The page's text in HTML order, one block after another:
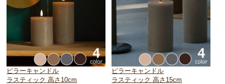
ピラーキャンドル
ラスティック 高さ10cm
ピラーキャンドル
ラスティック 高さ15cm